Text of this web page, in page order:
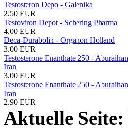
Testosteron Depo - Galenika
2.50 EUR
Testoviron Depot - Schering Pharma
4.00 EUR
Deca-Durabolin - Organon Holland
3.00 EUR
Testosterone Enanthate 250 - Aburaihan
Iran
3.00 EUR
Testosterone Enanthate 250 - Aburaihan
Iran
2.90 EUR
Aktuelle Seite: